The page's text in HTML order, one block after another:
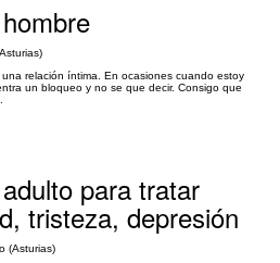
relación íntima. En ocasiones cuando estoy
un bloqueo y no se que decir. Consigo que
para tratar
tristeza, depresión
(Asturias)